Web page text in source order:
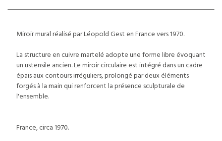
Miroir mural réalisé par Léopold Gest en France vers 1970.
La structure en cuivre martelé adopte une forme libre évoquant
un ustensile ancien. Le miroir circulaire est intégré dans un cadre
épais aux contours irréguliers, prolongé par deux éléments
forgés à la main qui renforcent la présence sculpturale de
l'ensemble.
France, circa 1970.